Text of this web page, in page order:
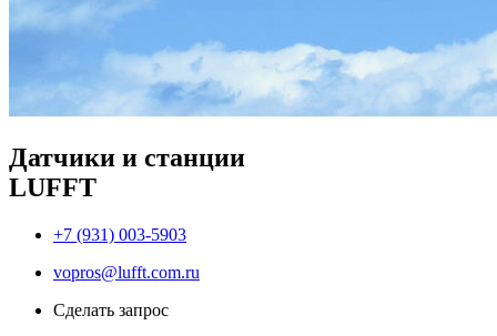
Датчики и станции
LUFFT
+7 (931) 003-5903
vopros@lufft.com.ru
Сделать запрос